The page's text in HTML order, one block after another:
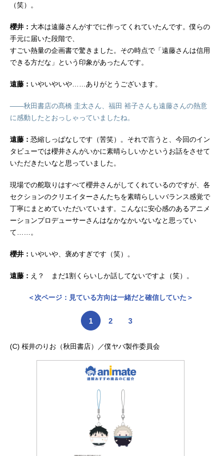
（笑）。
櫻井： 大本は遠藤さんがすでに作ってくれていたんです。僕らの
手元に届いた段階で、
すごい熱量の企画書で驚きました。その時点で「遠藤さんは信用
できる方だな」という印象があったんです。
遠藤： いやいやいや……ありがとうございます。
――秋田書店の髙橋 圭太さん、福田 裕子さんも遠藤さんの熱意
に感動したとおっしゃっていましたね。
遠藤： 恐縮しっぱなしです（苦笑）。それで言うと、今回のイン
タビューでは櫻井さんがいかに素晴らしいかというお話をさせて
いただきたいなと思っていました。
現場での舵取りはすべて櫻井さんがしてくれているのですが、各
セクションのクリエイターさんたちを素晴らしいバランス感覚で
丁寧にまとめていただいています。こんなに安心感のあるアニメ
ーションプロデューサーさんはなかなかいないなと思ってい
て……。
櫻井： いやいや、褒めすぎです（笑）。
遠藤： え？ まだ1割くらいしか話してないですよ（笑）。
＜次ページ：見ている方向は一緒だと確信していた＞
1 2 3
(C) 桜井のりお（秋田書店）／僕ヤバ製作委員会